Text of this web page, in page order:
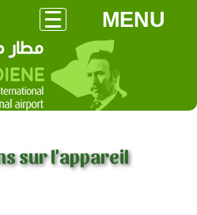
MENU
sur l'appareil